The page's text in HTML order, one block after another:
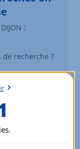
:
recherche ?
.